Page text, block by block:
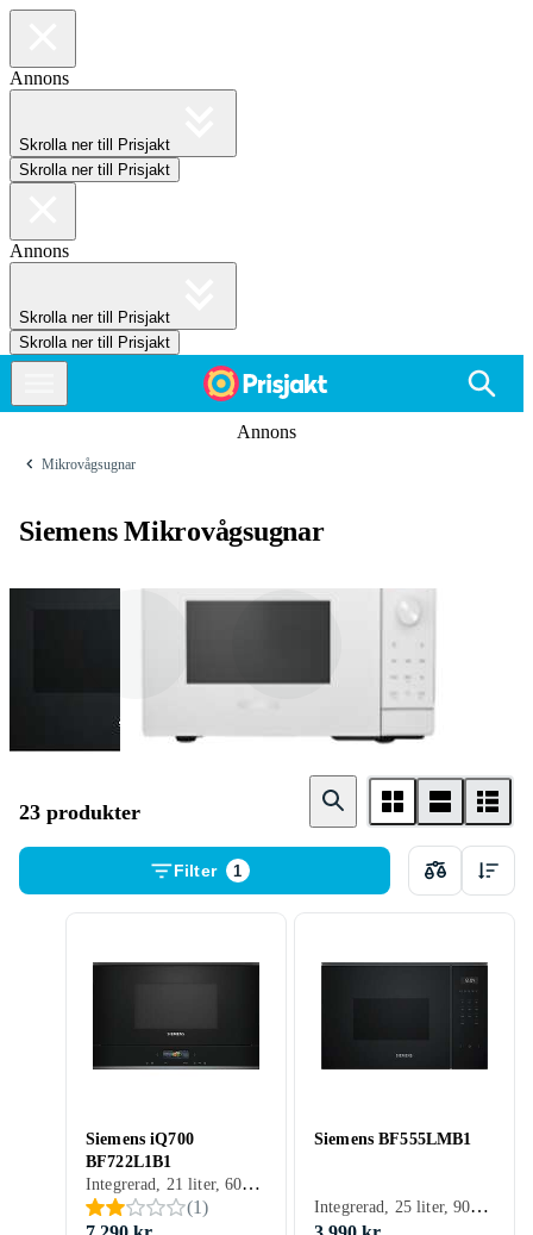
Annons
Skrolla ner till Prisjakt
Skrolla ner till Prisjakt
Annons
Skrolla ner till Prisjakt
Skrolla ner till Prisjakt
Annons
Mikrovågsugnar
Siemens Mikrovågsugnar
Integrerad
23 produkter
Filter 1
Siemens iQ700
BF722L1B1
Integrerad, 21 liter, 600 W
(1)
Siemens BF555LMB1
Integrerad, 25 liter, 900 W